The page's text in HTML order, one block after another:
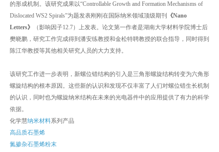
的形成机制。该研究成果以“Controllable Growth and Formation Mechanisms of
Dislocated WS2 Spirals”为题发表刚刚在国际纳米领域顶级期刊
《Nano
Letters》
（影响因子12.7）上发表。论文第一作者是湖南大学材料学院博士后
樊晓鹏，研究工作完成得到潘安练教授和金松特聘教授的联合指导，同时得到
陈江华教授等其他相关研究人员的大力支持。
该研究工作进一步表明，新螺位错结构的引入是三角形螺旋结构转变为六角形
螺旋结构的根本原因。这些新的认识和发现不仅丰富了人们对螺位错生长机制
的认识，同时也为螺旋纳米结构在未来的光电器件中的应用提供了有力的科学
依据。
化学慧纳米材料系列产品
高品质石墨烯
氮掺杂石墨烯粉末